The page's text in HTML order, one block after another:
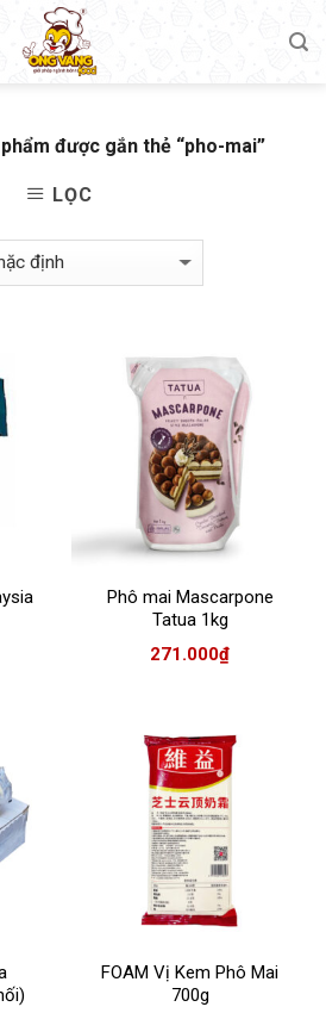
được gắn thẻ “pho-mai”
LỌC
Phô mai Mascarpone
Tatua 1kg
271.000₫
FOAM Vị Kem Phô Mai
700g